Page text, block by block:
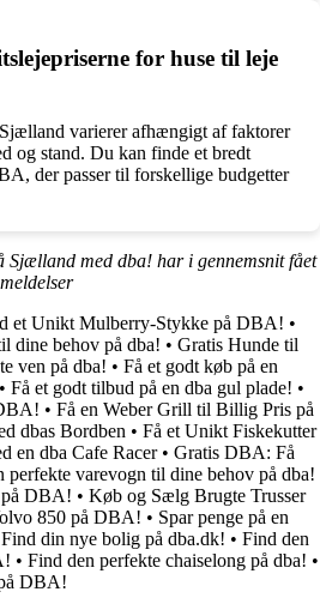
for huse til leje
varierer afhængigt af faktorer
og stand. Du kan finde et bredt
der passer til forskellige budgetter
med dba! har i gennemsnit fået
et Unikt Mulberry-Stykke på DBA! •
dine behov på dba! • Gratis Hunde til
ven på dba! • Få et godt køb på en
• Få et godt tilbud på en dba gul plade! •
• Få en Weber Grill til Billig Pris på
dbas Bordben • Få et Unikt Fiskekutter
en dba Cafe Racer• Gratis DBA: Få
perfekte varevogn til dine behov på dba!
DBA! • Køb og Sælg Brugte Trusser
850 på DBA! • Spar penge på en
Find din nye bolig på dba.dk! • Find den
• Find den perfekte chaiselong på dba! •
DBA!